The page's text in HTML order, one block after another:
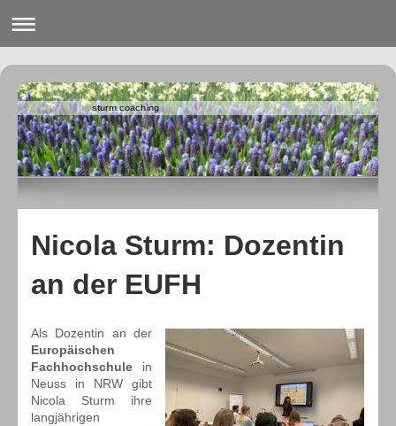
sturm coaching
Nicola Sturm: Dozentin
an der EUFH
Als Dozentin an der
Europäischen
Fachhochschule in
Neuss in NRW gibt
Nicola Sturm ihre
langjährigen